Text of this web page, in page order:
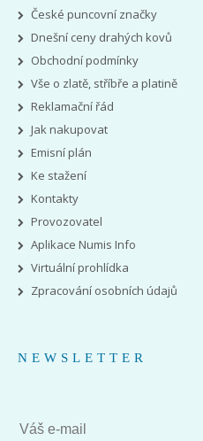
České puncovní značky
Dnešní ceny drahých kovů
Obchodní podmínky
Vše o zlatě, stříbře a platině
Reklamační řád
Jak nakupovat
Emisní plán
Ke stažení
Kontakty
Provozovatel
Aplikace Numis Info
Virtuální prohlídka
Zpracování osobních údajů
NEWSLETTER